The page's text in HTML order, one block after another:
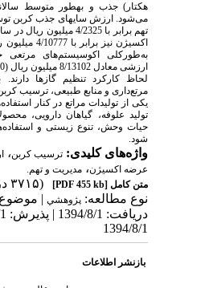
می‌شود. ارزش سایه­ای جذب کربن
تهم برابر با 4/2325
اکسیژن نیز
به‌طور‌کلی اکوسیستم‌های مرتعی
لحاظ کارکرد تنظیم گازها دارند.
مرتع‌داری و منابع طبیعی، ترسیب
یکی از تولیدات مراتع در کنار
تولید علوفه، گیاهان دارویی،
حیات وحش، تنوع زیستی و
شود.
واژه‌های کلیدی: ترسیب کربن،
عرضه اکسیژن، مدیریت و تهم.
متن کامل [PDF 455 kb]
(۳۷۱۵ دریافت)
نوع مطالعه: پژوهشي| موضوع
1394/8/1
بازنشر اطلاعات